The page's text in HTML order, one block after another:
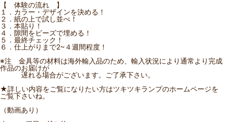
【 体験の流れ 】
１．カラー・デザインを決める！
２．紙の上で試し並べ！
３．本貼り！
４．隙間をビーズで埋める！
５．最終チェック！
６．仕上がりまで2~４週間程度！
※注 金具等の材料は海外輸入品のため、輸入状況により通常より完成
作品のお届けが
遅れる場合がございます。ご了承下さい。
★詳しい内容をご覧になりたい方はツキツキランプのホームページを
ご覧下さいね。
（動画あり）